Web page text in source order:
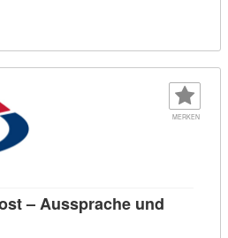
MERKEN
– Aussprache und